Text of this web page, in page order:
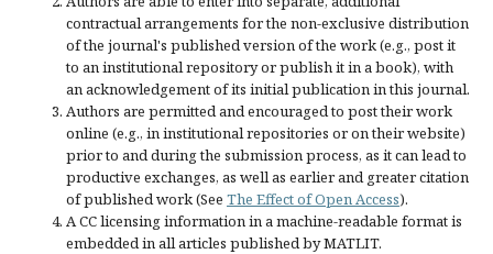
contractual arrangements for the non-exclusive distribution
of the journal's published version of the work (e.g., post it
to an institutional repository or publish it in a book), with
an acknowledgement of its initial publication in this journal.
Authors are permitted and encouraged to post their work
online (e.g., in institutional repositories or on their website)
prior to and during the submission process, as it can lead to
productive exchanges, as well as earlier and greater citation
of published work (See The Effect of Open Access).
A CC licensing information in a machine-readable format is
embedded in all articles published by MATLIT.